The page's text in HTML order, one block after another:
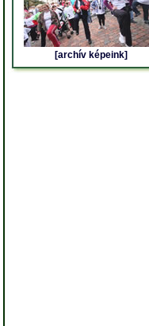
[archív képeink]